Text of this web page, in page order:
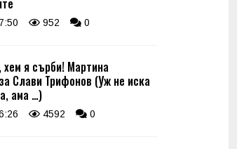
952 0
хем я сърби! Мартина
Слави Трифонов (Уж не иска
ама …)
4592 0